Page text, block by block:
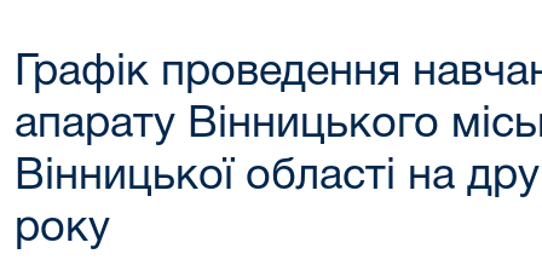
Графік проведення
апарату Вінницького
Вінницької області на
року